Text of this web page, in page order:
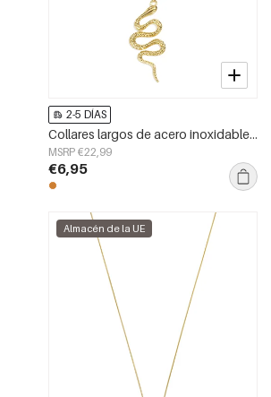
2-5 DÍAS
Collares largos de acero inoxidable con diseño de serpiente, sencillos, de la serie Daily Simple, joyería para mujer.
MSRP €22,99
€6,95
Almacén de la UE